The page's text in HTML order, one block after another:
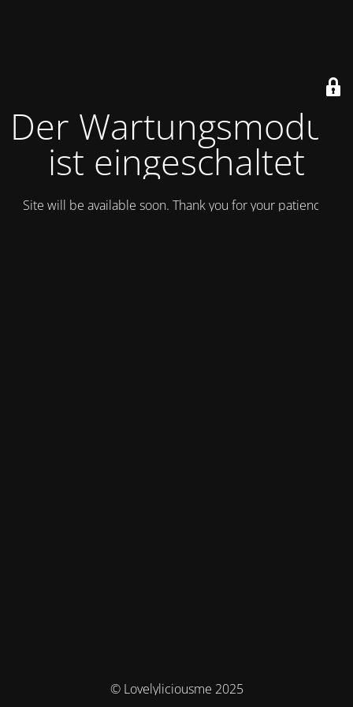
Der Wartungsmodus
ist eingeschaltet
Site will be available soon. Thank you for your patience!
© Lovelyliciousme 2025